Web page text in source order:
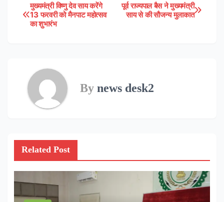
Post
navigation
पूर्व राज्यपाल बैस ने मुख्यमंत्री
साय से की सौजन्य मुलाकात
मुख्यमंत्री विष्णु देव साय करेंगे
13 फरवरी को मैनपाट महोत्सव
का शुभारंभ
By news desk2
Related Post